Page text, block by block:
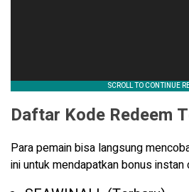
Daftar Kode Redeem
Para pemain bisa langsung
ini untuk mendapatkan bonus instan